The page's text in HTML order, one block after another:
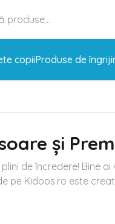
copiiProduse de
și
de încredere! Bine
pe Kidoos.ro este